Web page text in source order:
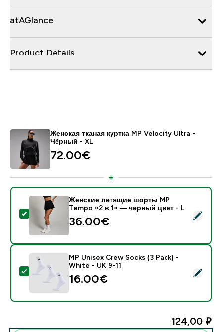
atAGlance
Product Details
Женская тканая куртка MP Velocity Ultra -
Чёрный - XL
72.00€‎
- Женские летящие шорты MP Tempo «2 в 1» —
Женские летящие шорты MP
Tempo «2 в 1» — черный цвет - L
36.00€‎
- MP Unisex Crew Socks (3 Pack) - White - UK 9-11
MP Unisex Crew Socks (3 Pack) -
White - UK 9-11
16.00€‎
124,00 ₽‎